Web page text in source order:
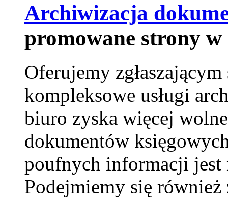
Archiwizacja
promowane strony
Oferujemy
kompleksowe usługi
biuro zyska więcej
dokumentów
poufnych informacji jest
Podejmiemy się